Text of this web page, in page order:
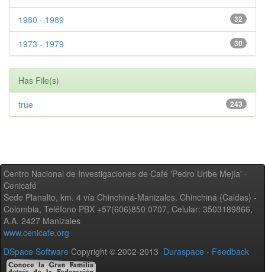
32
1980 - 1989
30
1973 - 1979
Has File(s)
243
true
Centro Nacional de Investigaciones de Café 'Pedro Uribe Mejía' -
Cenicafé
Sede Planalto, km. 4 vía Chinchiná-Manizales. Chinchiná (Caldas) -
Colombia, Teléfono PBX +57(606)850 0707, Celular: 3503189866,
A.A. 2427 Manizales
www.cenicafe.org
DSpace Software Copyright © 2002-2013 Duraspace - Feedback